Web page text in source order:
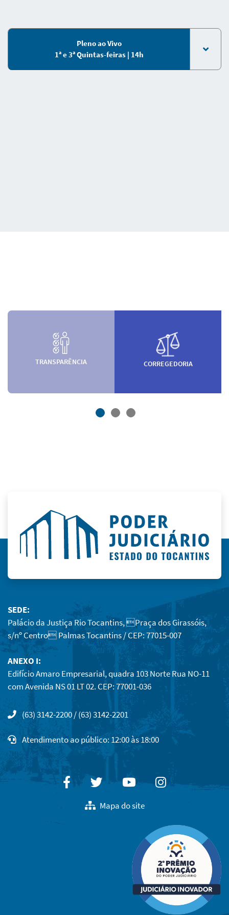
Pleno ao Vivo
1ª e 3ª Quintas-feiras | 14h
TRANSPARÊNCIA CORREGEDORIA
SEDE:
Palácio da Justiça Rio Tocantins, Praça dos Girassóis,
s/nº Centro Palmas Tocantins / CEP: 77015-007
ANEXO I:
Edifício Amaro Empresarial, quadra 103 Norte Rua NO-11
com Avenida NS 01 LT 02. CEP: 77001-036
(63) 3142-2200 / (63) 3142-2201
Atendimento ao público: 12:00 às 18:00
FacebookTwitterYoutubeInstagram
Mapa do site